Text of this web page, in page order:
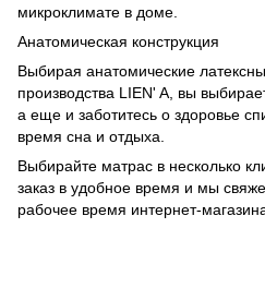
микроклимате в доме.
Анатомическая конструкция
Выбирая анатомические
производства LIEN' A, вы
а еще и заботитесь о здоровье
время сна и отдыха.
Выбирайте матрас в несколько
заказ в удобное время и мы
рабочее время интернет-